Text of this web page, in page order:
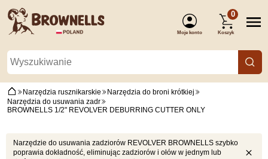
Moje konto
0
Koszyk
Narzędzia rusznikarskie
Narzędzia do broni krótkiej
Narzędzia do usuwania zadr
BROWNELLS 1/2" REVOLVER DEBURRING CUTTER ONLY
Narzędzie do usuwania zadziorów REVOLVER BROWNELLS szybko
poprawia dokładność, eliminując zadziorów i ołów w jednym lub